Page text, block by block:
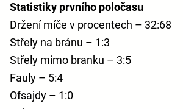
Statistiky prvního poločasu
Držení míče v procentech – 32:68
Střely na bránu – 1:3
Střely mimo branku – 3:5
Fauly – 5:4
Ofsajdy – 1:0